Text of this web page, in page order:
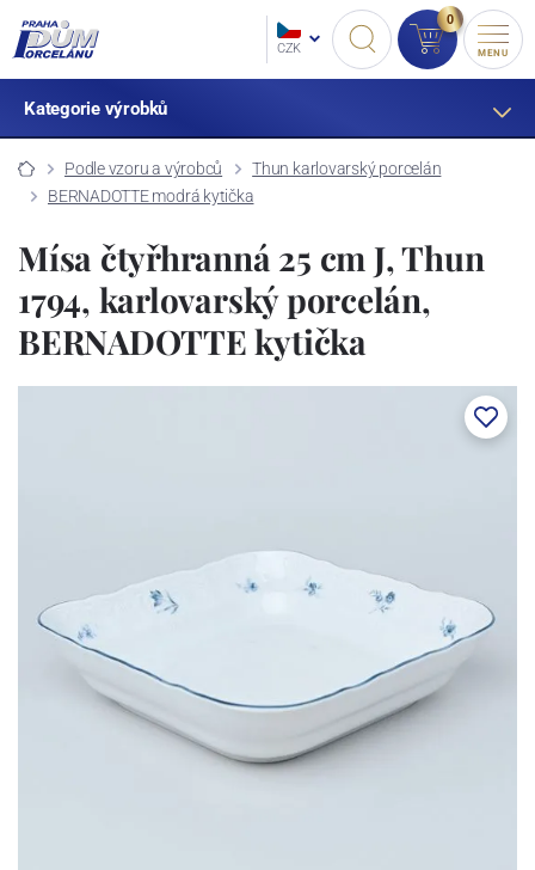
CZK
0
MENU
Kategorie výrobků
Podle vzoru a výrobců
Thun karlovarský porcelán
BERNADOTTE modrá kytička
Mísa čtyřhranná 25 cm J, Thun
1794, karlovarský porcelán,
BERNADOTTE kytička